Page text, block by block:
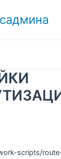
scripts/